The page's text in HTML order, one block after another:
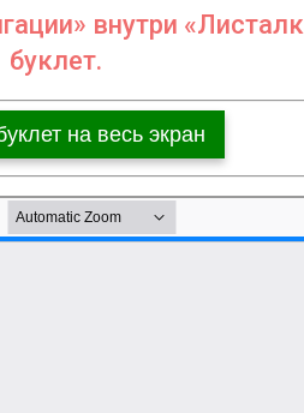
внутри
буклет.
на весь экран